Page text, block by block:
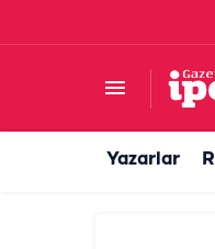
Yazarlar
Şanlıurfa'da